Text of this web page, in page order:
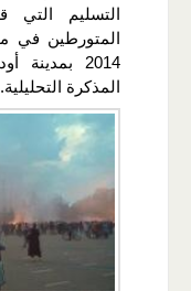
التسليم التي
2014
المذكرة